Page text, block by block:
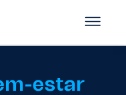
estar